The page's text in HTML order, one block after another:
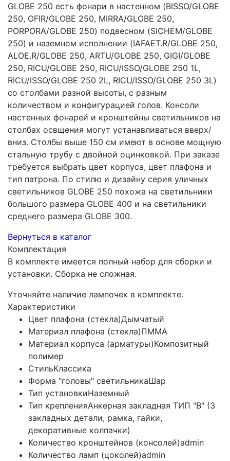
GLOBE 250 есть фонари в настенном (BISSO/GLOBE
250, OFIR/GLOBE 250, MIRRA/GLOBE 250,
PORPORA/GLOBE 250) подвесном (SICHEM/GLOBE
250) и наземном исполнении (IAFAET.R/GLOBE 250,
ALOE.R/GLOBE 250, ARTU/GLOBE 250, GIGI/GLOBE
250, RICU/GLOBE 250, RICU/ISSO/GLOBE 250 1L,
RICU/ISSO/GLOBE 250 2L, RICU/ISSO/GLOBE 250 3L)
со столбами разной высоты, с разным
количеством и конфигурацией голов. Консоли
настенных фонарей и кронштейны светильников на
столбах освщения могут устанавливаться вверх/
вниз. Столбы выше 150 см имеют в основе мощную
стальную трубу с двойной оцинковкой. При заказе
требуется выбрать цвет корпуса, цвет плафона и
тип патрона. По стилю и дизайну серия уличных
светильников GLOBE 250 похожа на светильники
большого размера GLOBE 400 и на светильники
среднего размера GLOBE 300.
Вернуться в каталог
Комплектация
В комплекте имеется полный набор для сборки и
установки. Сборка не сложная.
Уточняйте наличие лампочек в комплекте.
Характеристики
Цвет плафона (стекла)Дымчатый
Материал плафона (стекла)ПММА
Материал корпуса (арматуры)Композитный
полимер
СтильКлассика
Форма "головы" светильникаШар
Тип установкиНаземный
Тип крепленияАнкерная закладная ТИП "B" (3
закладных детали, рамка, гайки,
декоративные колпачки)
Количество кронштейнов (консолей)admin
Количество ламп (цоколей)admin